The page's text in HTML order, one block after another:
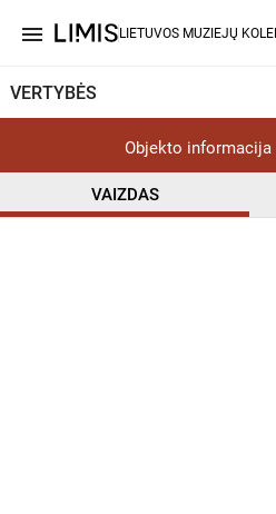
menu LIETUVOS MUZIEJŲ
VERTYBĖS
Objekto informacija
VAIZDAS
CC BY help_outline